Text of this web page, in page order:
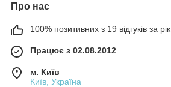
Про нас
100% позитивних з 19 відгуків за рік
Працює з 02.08.2012
м. Київ
Київ, Україна